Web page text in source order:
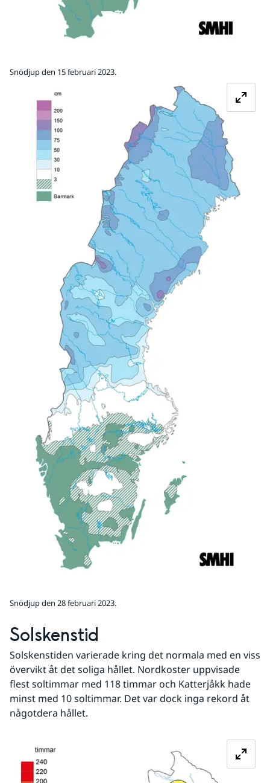
Snödjup den 15 februari 2023.
Snödjup den 28 februari 2023.
Solskenstid
Solskenstiden varierade kring det normala med en viss
övervikt åt det soliga hållet. Nordkoster uppvisade
flest soltimmar med 118 timmar och Katterjåkk hade
minst med 10 soltimmar. Det var dock inga rekord åt
någotdera hållet.